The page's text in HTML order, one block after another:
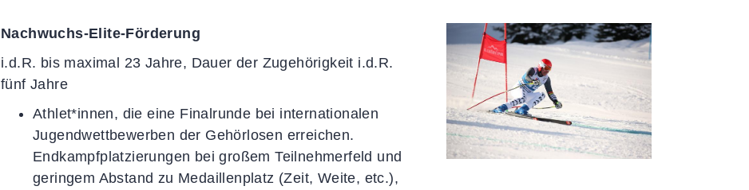
Nachwuchs-Elite-Förderung
i.d.R. bis maximal 23 Jahre, Dauer der Zugehörigkeit i.d.R.
fünf Jahre
Athlet*innen, die eine Finalrunde bei internationalen
Jugendwettbewerben der Gehörlosen erreichen.
Endkampfplatzierungen bei großem Teilnehmerfeld und
geringem Abstand zu Medaillenplatz (Zeit, Weite, etc.),